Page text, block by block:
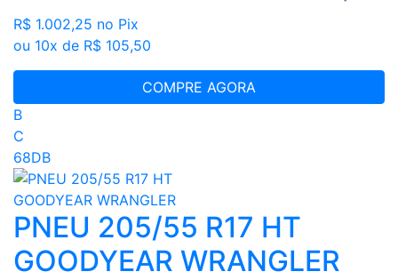
R$ 1.002,25 no Pix
ou 10x de R$ 105,50
COMPRE AGORA
B
C
68DB
PNEU 205/55 R17 HT
GOODYEAR WRANGLER